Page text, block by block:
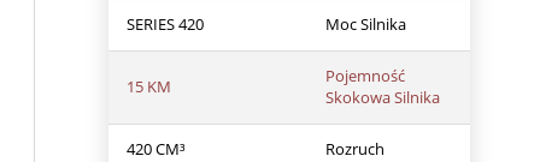
SERIES 420 Moc Silnika
15 KM
Pojemność
Skokowa Silnika
420 CM³ Rozruch